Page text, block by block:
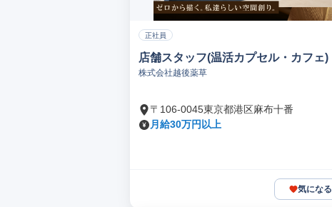
正社員
店舗スタッフ(温活カプセル・カフェ)
株式会社越後薬草
〒106-0045東京都港区麻布十番
月給30万円以上
気になる